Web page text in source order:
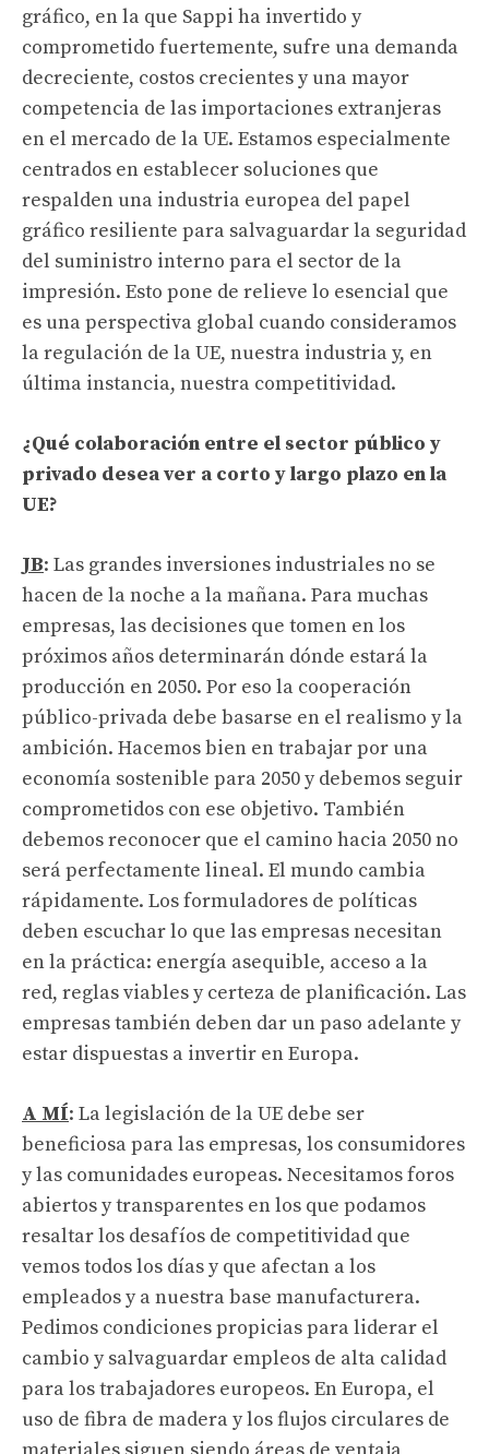
gráfico, en la que Sappi ha invertido y
comprometido fuertemente, sufre una demanda
decreciente, costos crecientes y una mayor
competencia de las importaciones extranjeras
en el mercado de la UE. Estamos especialmente
centrados en establecer soluciones que
respalden una industria europea del papel
gráfico resiliente para salvaguardar la seguridad
del suministro interno para el sector de la
impresión. Esto pone de relieve lo esencial que
es una perspectiva global cuando consideramos
la regulación de la UE, nuestra industria y, en
última instancia, nuestra competitividad.
¿Qué colaboración entre el sector público y
privado desea ver a corto y largo plazo en la
UE?
JB: Las grandes inversiones industriales no se
hacen de la noche a la mañana. Para muchas
empresas, las decisiones que tomen en los
próximos años determinarán dónde estará la
producción en 2050. Por eso la cooperación
público-privada debe basarse en el realismo y la
ambición. Hacemos bien en trabajar por una
economía sostenible para 2050 y debemos seguir
comprometidos con ese objetivo. También
debemos reconocer que el camino hacia 2050 no
será perfectamente lineal. El mundo cambia
rápidamente. Los formuladores de políticas
deben escuchar lo que las empresas necesitan
en la práctica: energía asequible, acceso a la
red, reglas viables y certeza de planificación. Las
empresas también deben dar un paso adelante y
estar dispuestas a invertir en Europa.
A MÍ: La legislación de la UE debe ser
beneficiosa para las empresas, los consumidores
y las comunidades europeas. Necesitamos foros
abiertos y transparentes en los que podamos
resaltar los desafíos de competitividad que
vemos todos los días y que afectan a los
empleados y a nuestra base manufacturera.
Pedimos condiciones propicias para liderar el
cambio y salvaguardar empleos de alta calidad
para los trabajadores europeos. En Europa, el
uso de fibra de madera y los flujos circulares de